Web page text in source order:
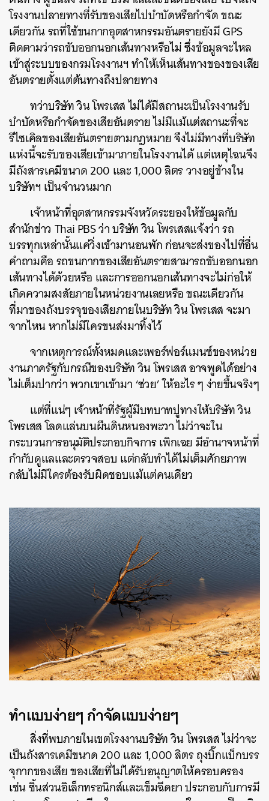
โรงงานปลายทางที่รับของเสียไปบำบัดหรือกำจัด ขณะ
เดียวกัน รถที่ใช้ขนกากอุตสาหกรรมอันตรายยังมี GPS
ติดตามว่ารถขับออกนอกเส้นทางหรือไม่ ซึ่งข้อมูลจะไหล
เข้าสู่ระบบของกรมโรงงานฯ ทำให้เห็นเส้นทางของของเสีย
อันตรายตั้งแต่ต้นทางถึงปลายทาง
ทว่าบริษัท วิน โพรเสส ไม่ได้มีสถานะเป็นโรงงานรับ
บำบัดหรือกำจัดของเสียอันตราย ไม่มีแม้แต่สถานะที่จะ
รีไซเคิลของเสียอันตรายตามกฎหมาย จึงไม่มีทางที่บริษัท
แห่งนี้จะรับของเสียเข้ามาภายในโรงงานได้ แต่เหตุไฉนจึง
มีถังสารเคมีขนาด 200 และ 1,000 ลิตร วางอยู่ข้างใน
บริษัทฯ เป็นจำนวนมาก
เจ้าหน้าที่อุตสาหกรรมจังหวัดระยองให้ข้อมูลกับ
สำนักข่าว Thai PBS ว่า บริษัท วิน โพรเสสแจ้งว่า รถ
บรรทุกเหล่านั้นแค่วิ่งเข้ามานอนพัก ก่อนจะส่งของไปที่อื่น
คำถามคือ รถขนกากของเสียอันตรายสามารถขับออกนอก
เส้นทางได้ด้วยหรือ และการออกนอกเส้นทางจะไม่ก่อให้
เกิดความสงสัยภายในหน่วยงานเลยหรือ ขณะเดียวกัน
ที่มาของถังบรรจุของเสียภายในบริษัท วิน โพรเสส จะมา
จากไหน หากไม่มีใครขนส่งมาทิ้งไว้
จากเหตุการณ์ทั้งหมดและเพอร์ฟอร์แมนซ์ของหน่วย
งานภาครัฐกับกรณีของบริษัท วิน โพรเสส อาจพูดได้อย่าง
ไม่เต็มปากว่า พวกเขาเข้ามา ‘ช่วย’ ให้อะไร ๆ ง่ายขึ้นจริงๆ
แต่ที่แน่ๆ เจ้าหน้าที่รัฐผู้มีบทบาทปูทางให้บริษัท วิน
โพรเสส โลดแล่นบนผืนดินหนองพะวา ไม่ว่าจะใน
กระบวนการอนุมัติประกอบกิจการ เพิกเฉย มีอำนาจหน้าที่
กำกับดูแลและตรวจสอบ แต่กลับทำได้ไม่เต็มศักยภาพ
กลับไม่มีใครต้องรับผิดชอบแม้แต่คนเดียว
ทำแบบง่ายๆ กำจัดแบบง่ายๆ
สิ่งที่พบภายในเขตโรงงานบริษัท วิน โพรเสส ไม่ว่าจะ
เป็นถังสารเคมีขนาด 200 และ 1,000 ลิตร ถุงบิ๊กแบ็กบรร
จุกากของเสีย ของเสียที่ไม่ได้รับอนุญาตให้ครอบครอง
เช่น ชิ้นส่วนอิเล็กทรอนิกส์และเข็มฉีดยา ประกอบกับการมี